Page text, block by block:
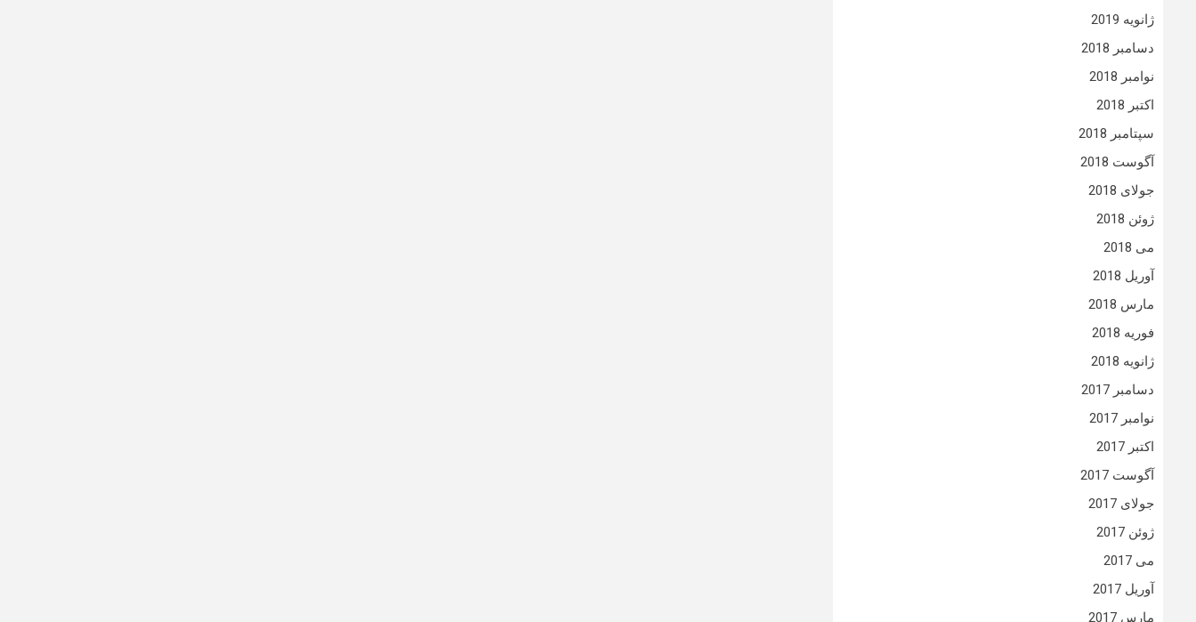
ژانویه 2019
دسامبر 2018
نوامبر 2018
اکتبر 2018
سپتامبر 2018
آگوست 2018
جولای 2018
ژوئن 2018
می 2018
آوریل 2018
مارس 2018
فوریه 2018
ژانویه 2018
دسامبر 2017
نوامبر 2017
اکتبر 2017
آگوست 2017
جولای 2017
ژوئن 2017
می 2017
آوریل 2017
مارس 2017